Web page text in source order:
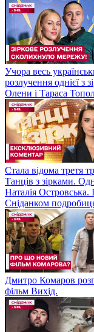
Учора весь
розлучення однієї з
Олени і Тараса
Стала відома третя
Танців з зірками.
Наталія Островська.
Сніданком
Дмитро Комаров
фільм Вихід.